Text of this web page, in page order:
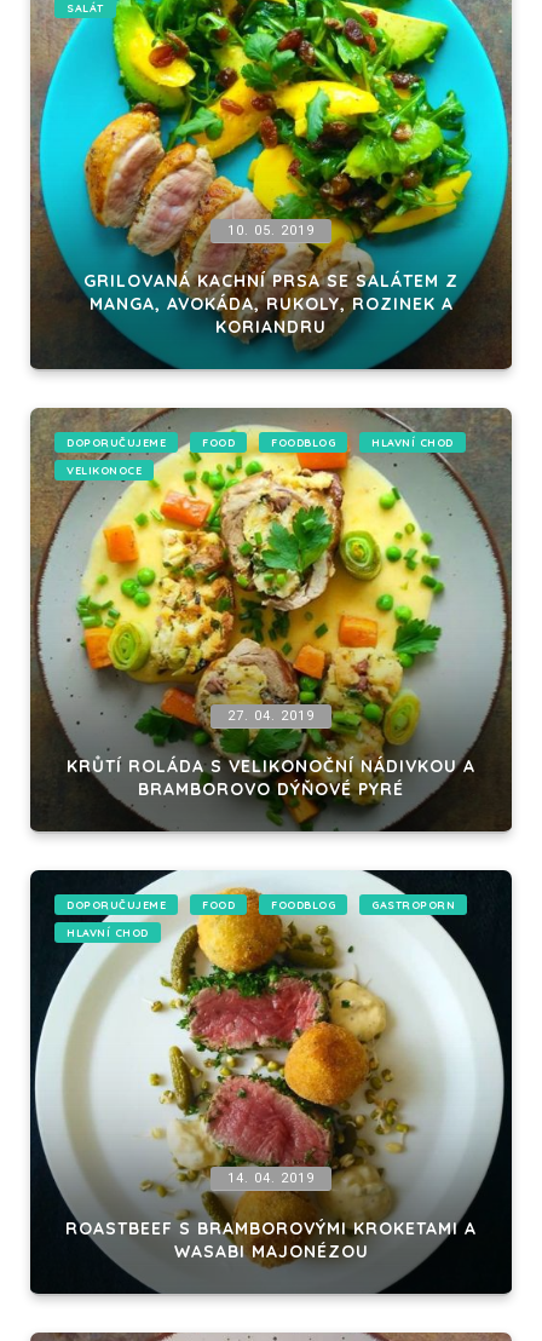
SALÁT
10. 05. 2019
GRILOVANÁ KACHNÍ PRSA SE SALÁTEM Z
MANGA, AVOKÁDA, RUKOLY, ROZINEK A
KORIANDRU
DOPORUČUJEME FOOD FOODBLOG HLAVNÍ CHOD
VELIKONOCE
27. 04. 2019
KRŮTÍ ROLÁDA S VELIKONOČNÍ NÁDIVKOU A
BRAMBOROVO DÝŇOVÉ PYRÉ
DOPORUČUJEME FOOD FOODBLOG GASTROPORN
HLAVNÍ CHOD
14. 04. 2019
ROASTBEEF S BRAMBOROVÝMI KROKETAMI A
WASABI MAJONÉZOU